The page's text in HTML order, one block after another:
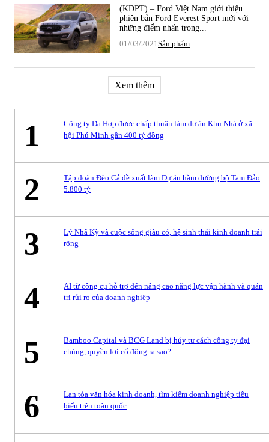
(KDPT) – Ford Việt Nam giới thiệu
phiên bản Ford Everest Sport mới với
những điểm nhấn trong...
01/03/2021Sản phẩm
Xem thêm
1
Công ty Dạ Hợp được chấp thuận làm dự án Khu Nhà ở xã
hội Phú Minh gần 400 tỷ đồng
2
Tập đoàn Đèo Cả đề xuất làm Dự án hầm đường bộ Tam Đảo
5.800 tỷ
3
Lý Nhã Kỳ và cuộc sống giàu có, hệ sinh thái kinh doanh trải
rộng
4
AI từ công cụ hỗ trợ đến nâng cao năng lực vận hành và quản
trị rủi ro của doanh nghiệp
5
Bamboo Capital và BCG Land bị hủy tư cách công ty đại
chúng, quyền lợi cổ đông ra sao?
6
Lan tỏa văn hóa kinh doanh, tìm kiếm doanh nghiệp tiêu
biểu trên toàn quốc